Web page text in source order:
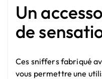
Un
de
Ces sniffers fabriqué
vous permettre une